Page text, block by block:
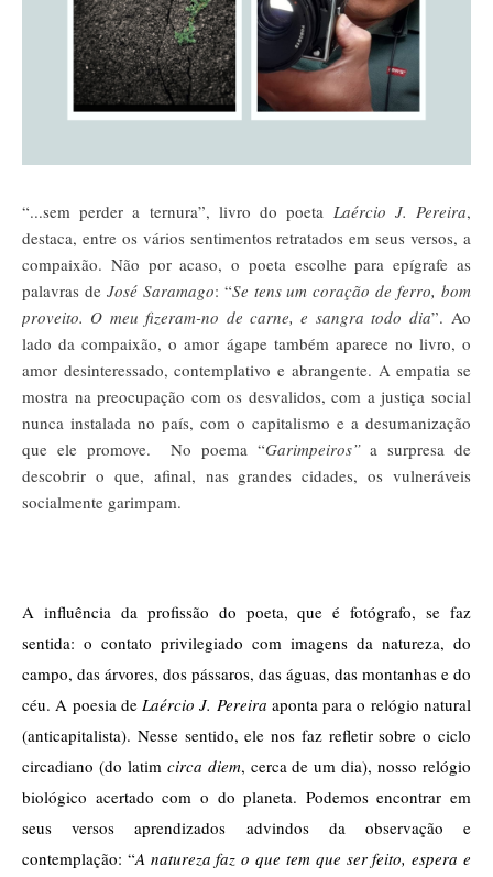
“...sem perder a ternura”, livro do poeta Laércio J. Pereira,
destaca, entre os vários sentimentos retratados em seus versos, a
compaixão. Não por acaso, o poeta escolhe para epígrafe as
palavras de José Saramago: “Se tens um coração de ferro, bom
proveito. O meu fizeram-no de carne, e sangra todo dia”. Ao
lado da compaixão, o amor ágape também aparece no livro, o
amor desinteressado, contemplativo e abrangente. A empatia se
mostra na preocupação com os desvalidos, com a justiça social
nunca instalada no país, com o capitalismo e a desumanização
que ele promove. No poema “Garimpeiros”a surpresa de
descobrir o que, afinal, nas grandes cidades, os vulneráveis
socialmente garimpam.
A influência da profissão do poeta, que é fotógrafo, se faz
sentida: o contato privilegiado com imagens da natureza, do
campo, das árvores, dos pássaros, das águas, das montanhas e do
céu. A poesia de Laércio J. Pereira aponta para o relógio natural
(anticapitalista). Nesse sentido, ele nos faz refletir sobre o ciclo
circadiano (do latim circa diem, cerca de um dia), nosso relógio
biológico acertado com o do planeta. Podemos encontrar em
seus versos aprendizados advindos da observação e
contemplação: “A natureza faz o que tem que ser feito, espera e